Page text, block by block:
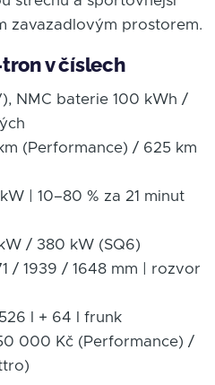
zavazadlovým prostorem.
v číslech
NMC baterie 100 kWh /
(Performance) / 625 km
| 10–80 % za 21 minut
/ 380 kW (SQ6)
/ 1939 / 1648 mm | rozvor
l + 64 l frunk
000 Kč (Performance) /